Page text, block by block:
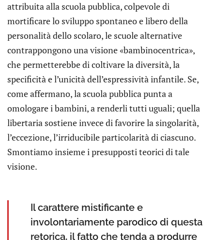
attribuita alla scuola pubblica, colpevole di
mortificare lo sviluppo spontaneo e libero della
personalità dello scolaro, le scuole alternative
contrappongono una visione «bambinocentrica»,
che permetterebbe di coltivare la diversità, la
specificità e l’unicità dell’espressività infantile. Se,
come affermano, la scuola pubblica punta a
omologare i bambini, a renderli tutti uguali; quella
libertaria sostiene invece di favorire la singolarità,
l’eccezione, l’irriducibile particolarità di ciascuno.
Smontiamo insieme i presupposti teorici di tale
visione.
Il carattere mistificante e
involontariamente parodico di questa
retorica, il fatto che tenda a produrre